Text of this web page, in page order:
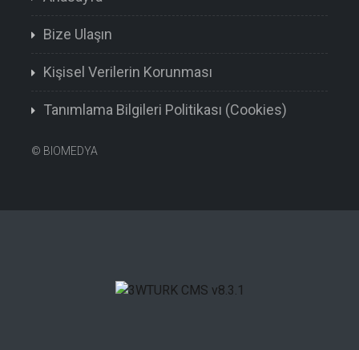
Bize Ulaşın
Kişisel Verilerin Korunması
Tanımlama Bilgileri Politikası (Cookies)
© BIOMEDYA